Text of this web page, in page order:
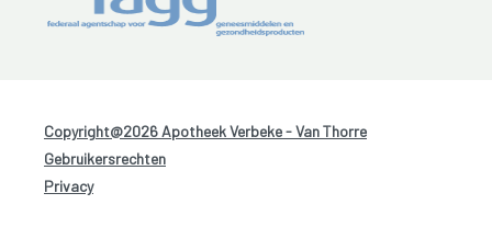
Copyright@2026 Apotheek Verbeke - Van Thorre
Gebruikersrechten
Privacy